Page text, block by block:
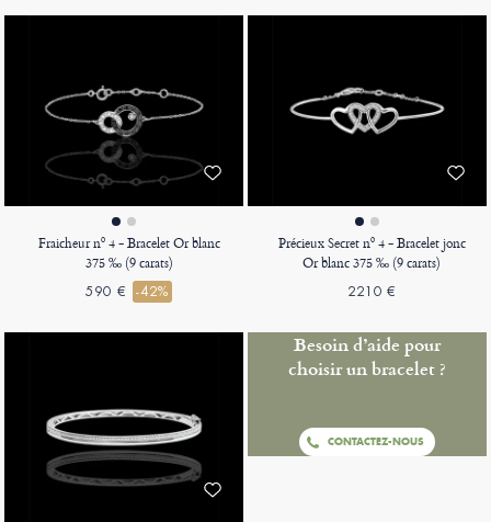
Fraicheur nº 4 - Bracelet Or blanc
375 ‰ (9 carats)
590 € -42%
Précieux Secret nº 4 - Bracelet jonc
Or blanc 375 ‰ (9 carats)
2210 €
Besoin d’aide pour
choisir un bracelet ?
CONTACTEZ-NOUS